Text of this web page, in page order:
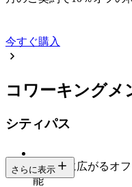
今すぐ購入
コワーキングメ
シティパス
各都市に広がるオ
能
さらに表示